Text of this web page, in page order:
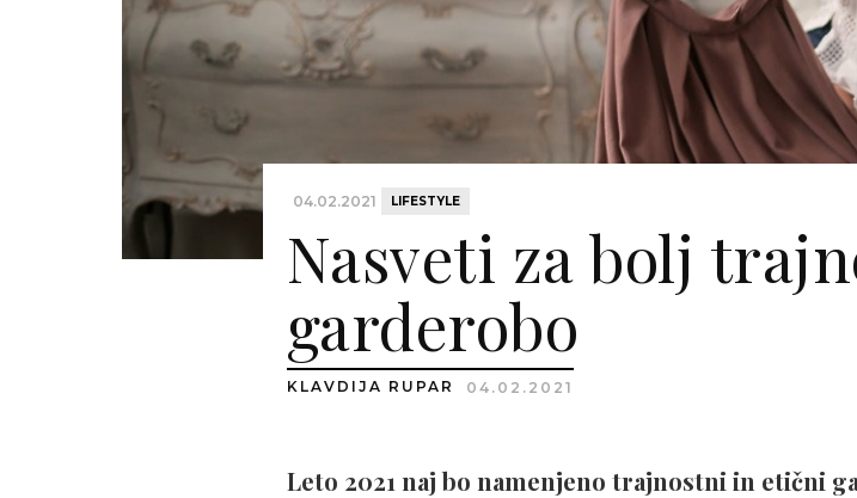
04.02.2021 LIFESTYLE
Nasveti za bolj
garderobo
KLAVDIJA RUPAR 04.02.2021
Leto 2021 naj bo namenjeno trajnostni in etični